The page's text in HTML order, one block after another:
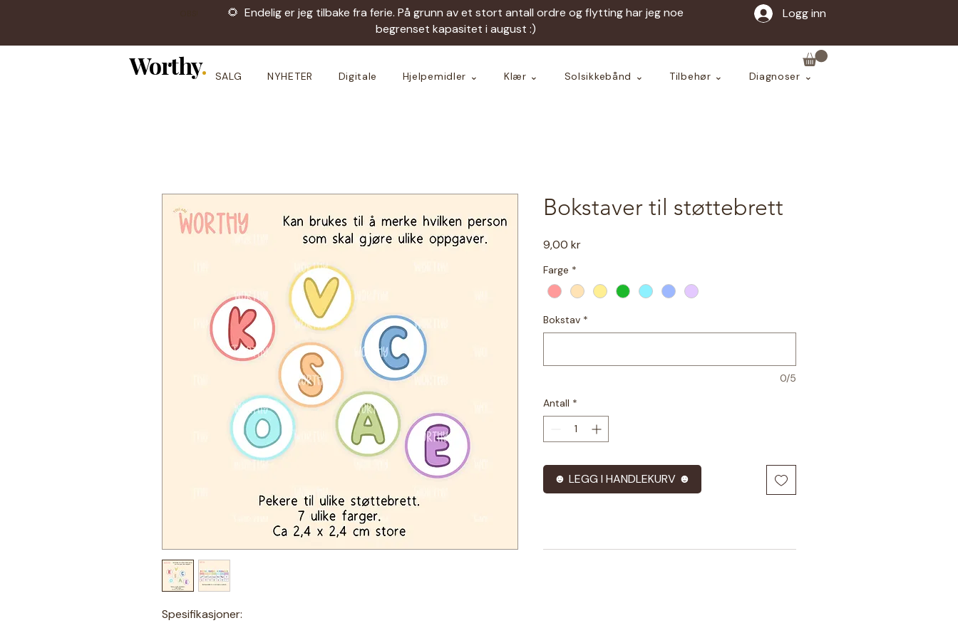
🌻 Endelig er jeg tilbake fra ferie. På grunn av et stort antall ordre og flytting har jeg noe
begrenset kapasitet i august :)
Logg inn
Worthy. SALG NYHETER Digitale Hjelpemidler ⌄ Klær ⌄ Solsikkebånd ⌄ Tilbehør ⌄ Diagnoser ⌄
Spesifikasjoner:
Bokstaver til støttebrett
9,00 krPris
Farge *
Bokstav *
0/5
Antall *
☻ LEGG I HANDLEKURV ☻